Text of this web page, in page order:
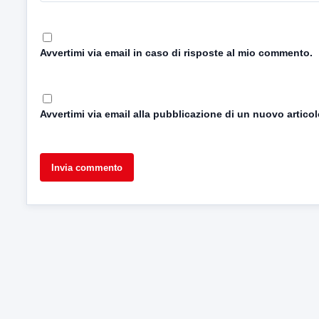
Avvertimi via email in caso di risposte al mio commento.
Avvertimi via email alla pubblicazione di un nuovo